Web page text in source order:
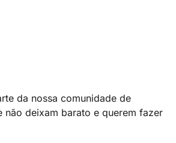
da nossa comunidade de
não deixam barato e querem fazer